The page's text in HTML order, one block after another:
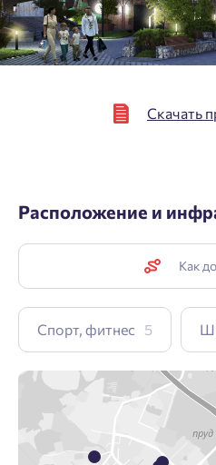
Скачать
Расположение и
Как
Спорт, фитнес 5